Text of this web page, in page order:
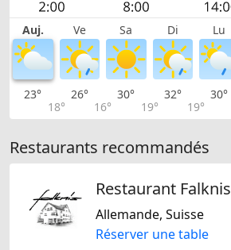
Auj. Ve Sa Di Lu
23°
18°
26°
16°
30°
19°
32°
19°
30°
Restaurants recommandés
Restaurant Falknis
Allemande, Suisse
Réserver une table